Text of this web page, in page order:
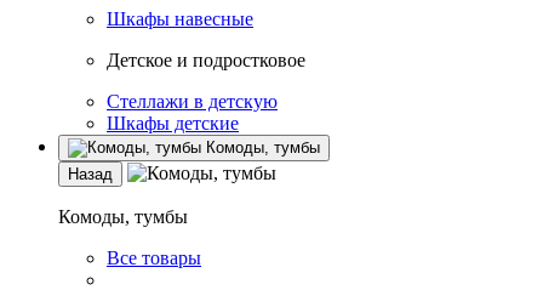
Шкафы навесные
Детское и подростковое
Стеллажи в детскую
Шкафы детские
Комоды, тумбы
Назад
Комоды, тумбы
Все товары